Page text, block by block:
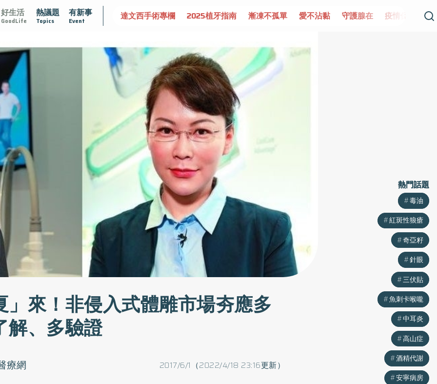
好生活
GoodLife
熱議題
Topics
有新事
Event
護骨骼健康 達文西手術專欄 2025植牙指南 漸凍不孤單 愛不沾黏 守護腺在 疫情保衛戰 再生醫學 愛的
」來！非侵入式體雕市場夯應多
解、多驗證
2017/6/1（2022/4/18 23:16更新）
療網
熱門話題
毒油
紅斑性狼瘡
奇亞籽
針眼
三伏貼
魚刺卡喉嚨
中耳炎
高山症
酒精代謝
安寧病房
熱門話題
毒油
紅斑性狼瘡
奇亞籽
針眼
三伏貼
魚刺卡喉嚨
中耳炎
高山症
酒精代謝
安寧病房